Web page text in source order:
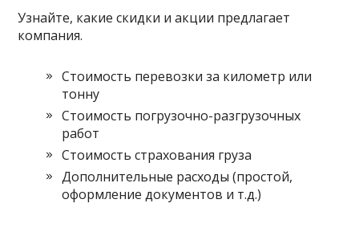
Узнайте, какие скидки и акции предлагает
компания.
Стоимость перевозки за километр или
тонну
Стоимость погрузочно-разгрузочных
работ
Стоимость страхования груза
Дополнительные расходы (простой,
оформление документов и т.д.)